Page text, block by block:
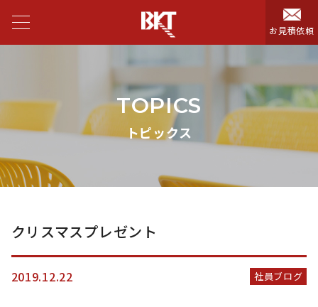
お見積依頼
TOPICS
トピックス
クリスマスプレゼント
2019.12.22 社員ブログ